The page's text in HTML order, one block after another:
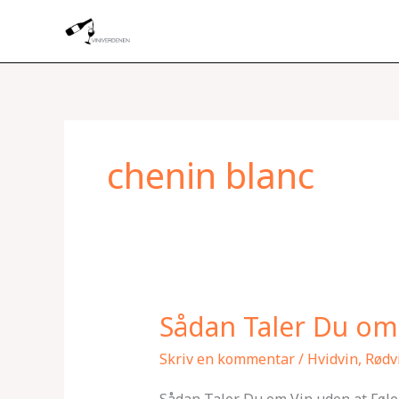
indholdet
chenin blanc
Sådan Taler Du
Skriv en kommentar/ Hvidvin,
Sådan
Du
om